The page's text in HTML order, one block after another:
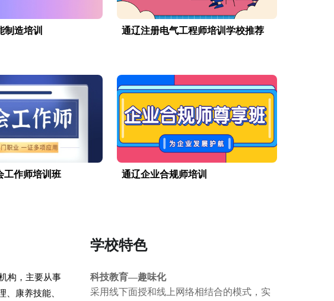
造培训 通辽注册电气工程师培训学校推荐
工作师培训班 通辽企业合规师培训
构，主要从事
康养技能、
学校特色
科技教育—趣味化
采用线下面授和线上网络相结合的模式，实